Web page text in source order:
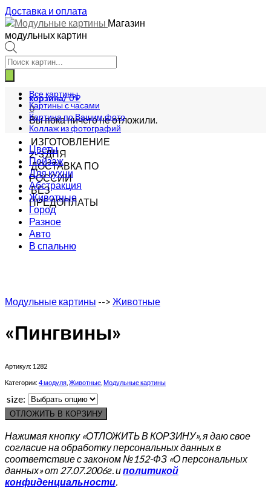
Доставка и оплата
Магазин
модульных картин
Поиск
товаров
корзина/0₽
0
Вы пока ничего не отложили.
ИЗГОТОВЛЕНИЕ
2-3 ДНЯ
ДОСТАВКА ПО
РОССИИ
БЕЗ
ПРЕДОПЛАТЫ
Все картины
Картины с часами
Картина по Вашим фото
Коллаж из фотографий
Цветы
Пейзаж
Для кухни
Абстракция
Животные
Город
Разное
Авто
В спальню
Модульные картины --> Животные
«Пингвины»
Артикул: 1282
Категории: 4 модуля Животные Модульные картины
size:
ОТЛОЖИТЬ В КОРЗИНУ
Нажимая кнопку «ОТЛОЖИТЬ В КОРЗИНУ», я даю свое
согласие на обработку персональных данных в
соответствие с законом №152-ФЗ «О персональных
данных» от 27.07.2006г. иполитикой
конфиденциальности.